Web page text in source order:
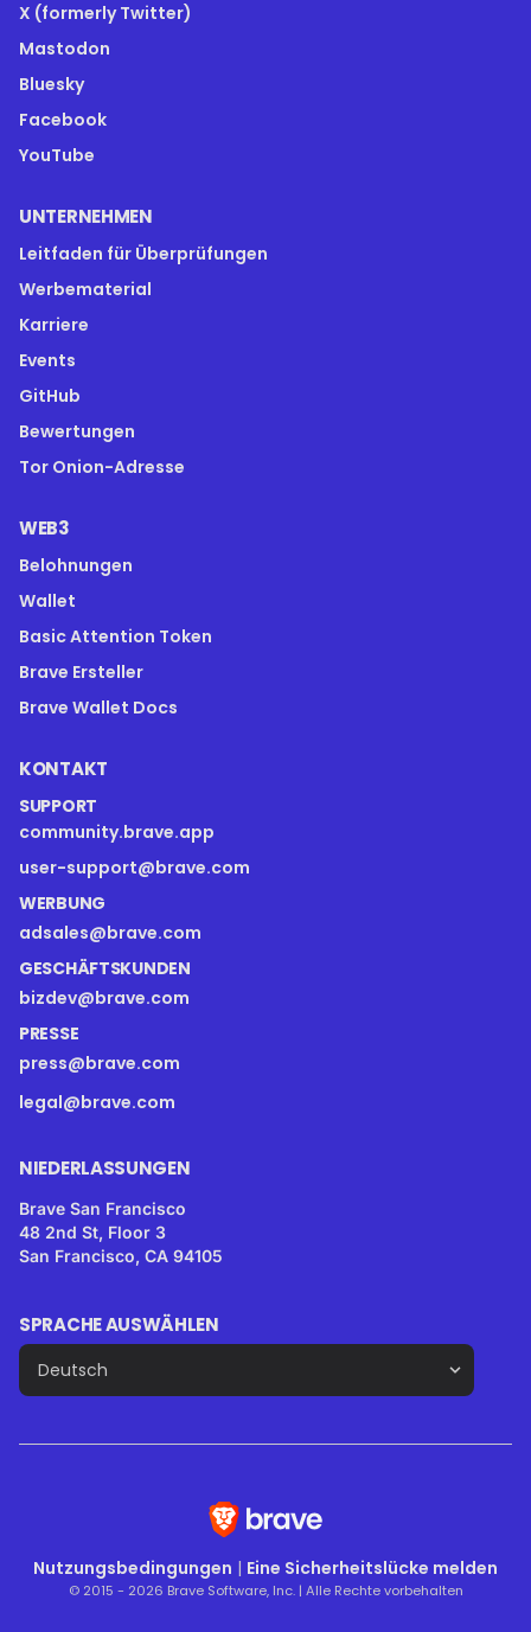
X (formerly Twitter)
Mastodon
Bluesky
Facebook
YouTube
UNTERNEHMEN
Leitfaden für Überprüfungen
Werbematerial
Karriere
Events
GitHub
Bewertungen
Tor Onion-Adresse
WEB3
Belohnungen
Wallet
Basic Attention Token
Brave Ersteller
Brave Wallet Docs
KONTAKT
SUPPORT
community.brave.app
user-support@brave.com
WERBUNG
adsales@brave.com
GESCHÄFTSKUNDEN
bizdev@brave.com
PRESSE
press@brave.com
legal@brave.com
NIEDERLASSUNGEN
Brave San Francisco
48 2nd St, Floor 3
San Francisco, CA 94105
SPRACHE AUSWÄHLEN
Nutzungsbedingungen | Eine Sicherheitslücke melden
© 2015 - 2026 Brave Software, Inc. | Alle Rechte vorbehalten